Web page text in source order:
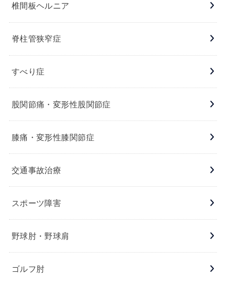
椎間板ヘルニア
脊柱管狭窄症
すべり症
股関節痛・変形性股関節症
膝痛・変形性膝関節症
交通事故治療
スポーツ障害
野球肘・野球肩
ゴルフ肘